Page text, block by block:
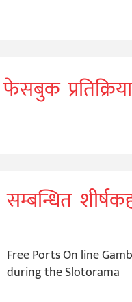
फेसबुक प्रतिक्रिया
सम्बन्धित
Free Ports On line
during the Slotorama